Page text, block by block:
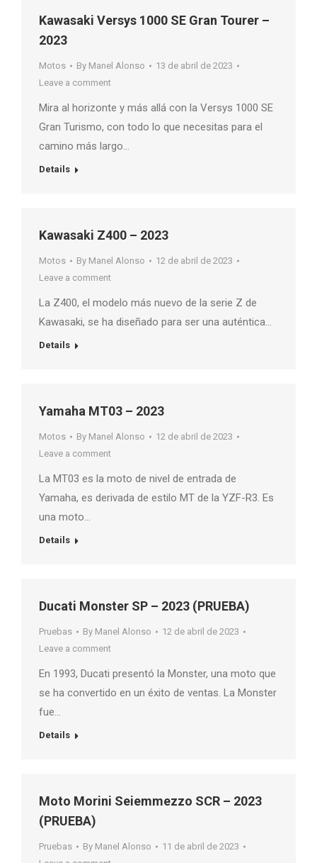
Kawasaki Versys 1000 SE Gran Tourer –
2023
Motos By Manel Alonso
13 de abril de 2023
Leave a comment
Mira al horizonte y más allá con la Versys 1000 SE
Gran Turismo, con todo lo que necesitas para el
camino más largo…
Details
Kawasaki Z400 – 2023
Motos By Manel Alonso
12 de abril de 2023
Leave a comment
La Z400, el modelo más nuevo de la serie Z de
Kawasaki, se ha diseñado para ser una auténtica…
Details
Yamaha MT03 – 2023
Motos By Manel Alonso
12 de abril de 2023
Leave a comment
La MT03 es la moto de nivel de entrada de
Yamaha, es derivada de estilo MT de la YZF-R3. Es
una moto…
Details
Ducati Monster SP – 2023 (PRUEBA)
Pruebas By Manel Alonso
12 de abril de 2023
Leave a comment
En 1993, Ducati presentó la Monster, una moto que
se ha convertido en un éxito de ventas. La Monster
fue…
Details
Moto Morini Seiemmezzo SCR – 2023
(PRUEBA)
Pruebas By Manel Alonso
11 de abril de 2023